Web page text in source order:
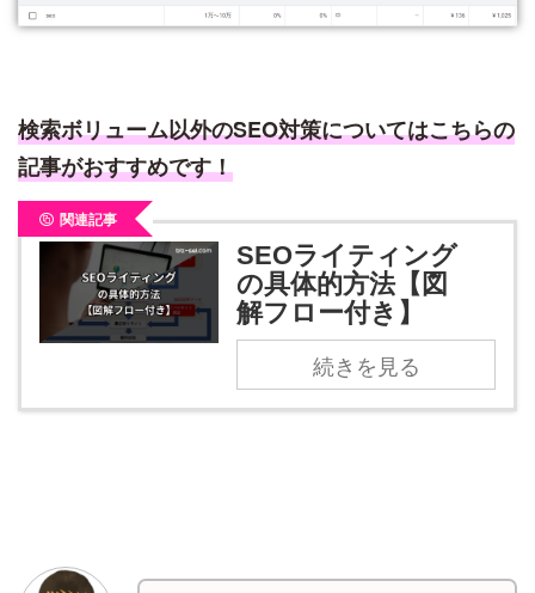
検索ボリューム以外のSEO対策についてはこちらの
記事がおすすめです！
関連記事
SEOライティング
の具体的方法【図
解フロー付き】
続きを見る